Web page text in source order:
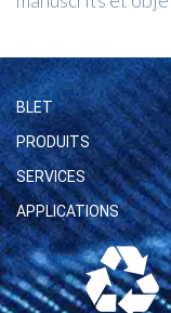
BLET
PRODUITS
SERVICES
APPLICATIONS